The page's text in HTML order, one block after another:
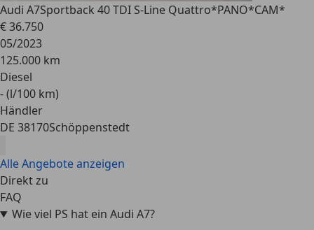
Audi A7Sportback 40 TDI S-Line Quattro*PANO*CAM*
€ 36.750
05/2023
125.000 km
Diesel
- (l/100 km)
Händler
DE 38170Schöppenstedt
Alle Angebote anzeigen
Direkt zu
FAQ
Wie viel PS hat ein Audi A7?